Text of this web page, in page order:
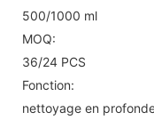
500/1000 ml
MOQ:
36/24 PCS
Fonction:
nettoyage en